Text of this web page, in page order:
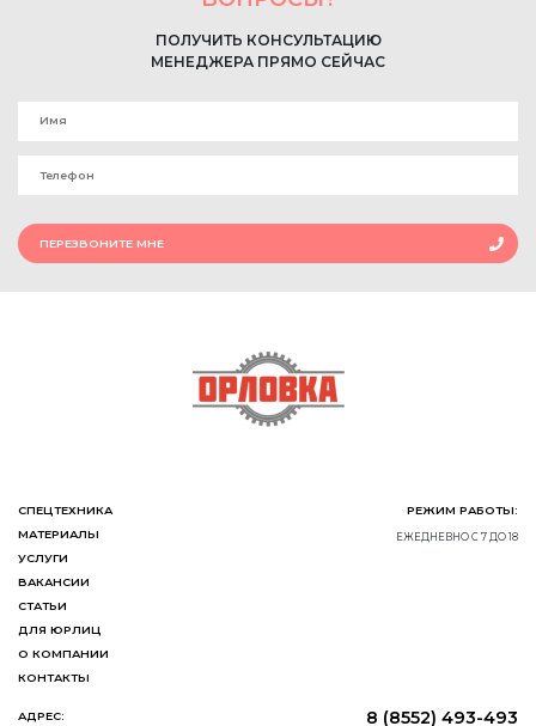
ПОЛУЧИТЬ КОНСУЛЬТАЦИЮ
МЕНЕДЖЕРА ПРЯМО СЕЙЧАС
ПЕРЕЗВОНИТЕ МНЕ
СПЕЦТЕХНИКА
МАТЕРИАЛЫ
УСЛУГИ
ВАКАНСИИ
СТАТЬИ
ДЛЯ ЮРЛИЦ
О КОМПАНИИ
КОНТАКТЫ
РЕЖИМ РАБОТЫ:
ЕЖЕДНЕВНО С 7 ДО 18
АДРЕС: 8 (8552) 493-493